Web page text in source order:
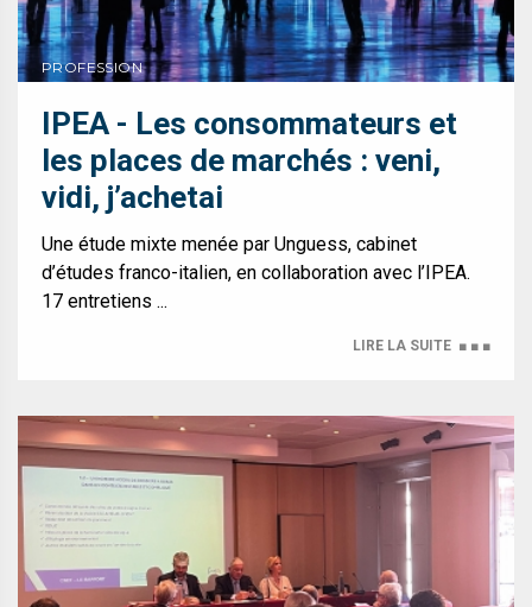
PROFESSION
IPEA - Les consommateurs et
les places de marchés : veni,
vidi, j’achetai
Une étude mixte menée par Unguess, cabinet
d’études franco-italien, en collaboration avec l’IPEA.
17 entretiens ...
LIRE LA SUITE ■ ■ ■